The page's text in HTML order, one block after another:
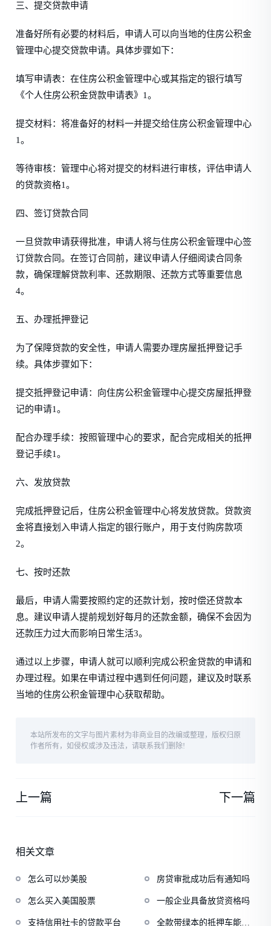
三、提交贷款申请
准备好所有必要的材料后，申请人可以向当地的住房公积金
管理中心提交贷款申请。具体步骤如下：
填写申请表：在住房公积金管理中心或其指定的银行填写
《个人住房公积金贷款申请表》1。
提交材料：将准备好的材料一并提交给住房公积金管理中心
1。
等待审核：管理中心将对提交的材料进行审核，评估申请人
的贷款资格1。
四、签订贷款合同
一旦贷款申请获得批准，申请人将与住房公积金管理中心签
订贷款合同。在签订合同前，建议申请人仔细阅读合同条
款，确保理解贷款利率、还款期限、还款方式等重要信息
4。
五、办理抵押登记
为了保障贷款的安全性，申请人需要办理房屋抵押登记手
续。具体步骤如下：
提交抵押登记申请：向住房公积金管理中心提交房屋抵押登
记的申请1。
配合办理手续：按照管理中心的要求，配合完成相关的抵押
登记手续1。
六、发放贷款
完成抵押登记后，住房公积金管理中心将发放贷款。贷款资
金将直接划入申请人指定的银行账户，用于支付购房款项
2。
七、按时还款
最后，申请人需要按照约定的还款计划，按时偿还贷款本
息。建议申请人提前规划好每月的还款金额，确保不会因为
还款压力过大而影响日常生活3。
通过以上步骤，申请人就可以顺利完成公积金贷款的申请和
办理过程。如果在申请过程中遇到任何问题，建议及时联系
当地的住房公积金管理中心获取帮助。
本站所发布的文字与图片素材为非商业目的改编或整理，版权归原
作者所有，如侵权或涉及违法，请联系我们删除!
上一篇 下一篇
相关文章
怎么可以炒美股 房贷审批成功后有通知吗
怎么买入美国股票 一般企业具备放贷资格吗
支持信用社卡的贷款平台 全款带绿本的抵押车能买